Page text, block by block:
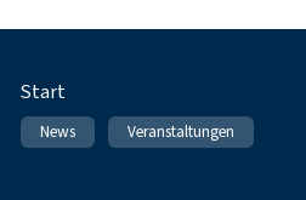
Fußnavigation
Start
News Veranstaltungen